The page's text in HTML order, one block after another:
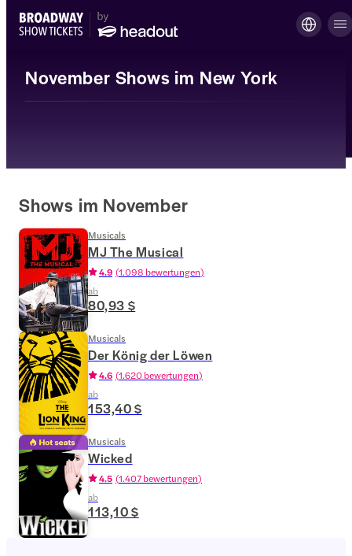
November Shows im New York
Shows im November
Musicals
MJ The Musical
4.9 (1.098 bewertungen)
ab
80,93 $
Musicals
Der König der Löwen
4.6 (1.620 bewertungen)
ab
153,40 $
Musicals
Wicked
4.5 (1.407 bewertungen)
ab
113,10 $